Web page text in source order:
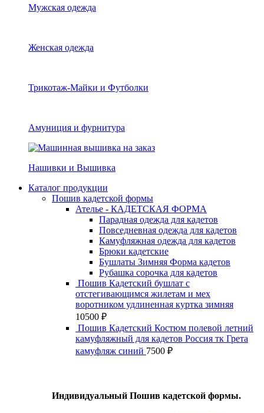
Мужская одежда
Женская одежда
Трикотаж-Майки и Футболки
Амуниция и фурнитура
Нашивки и Вышивка
Каталог продукции
Пошив кадетской формы
Ателье - КАДЕТСКАЯ ФОРМА
Парадная одежда для кадетов
Повседневная одежда для кадетов
Камуфляжная одежда для кадетов
Брюки кадетские
Бушлаты Зимняя Форма кадетов
Рубашка сорочка для кадетов
Пошив Кадетский бушлат с
отстегивающимся жилетам и мех
воротником удлиненная куртка зимняя
10500 ₽
Пошив Кадетский Костюм полевой летний
камуфляжный для кадетов Россия тк Грета
камуфляж синий 7500 ₽
Индивидуальный Пошив кадетской формы.